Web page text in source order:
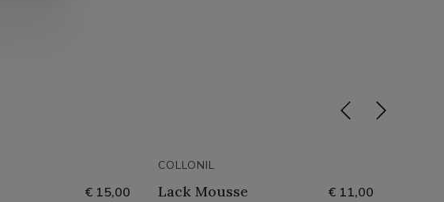
€ 15,00
COLLONIL
Lack Mousse € 11,00